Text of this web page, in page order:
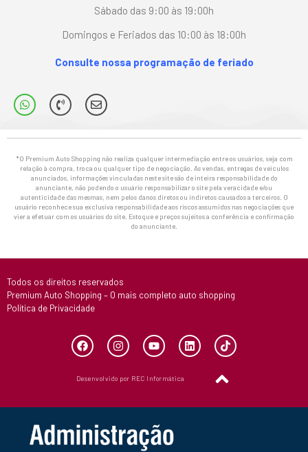
Sábado das 9:00 às 19:00h
Domingos e Feriados das 10:00 às 18:00h
Consulte nossa programação de feriado
*O Premium Auto Shopping não realiza qualquer intermediação entre os usuários, seja com
relação à compra, troca ou qualquer tipo de negociação. As vendas, entregas de veículos
anunciados, informações vinculadas neste site são de inteira responsabilidade do
anunciante, não podendo o usuário responsabilizar o site pela veracidade e/ou
autenticidade das mesmas, nem pelos danos diretos ou indiretos causados a terceiros. O
usuário reconhece sua exclusiva responsabilidade aos riscos assumidos nas negociações que
vier a efetuar com os usuários do site. Estoque e preços sujeitos a conferência e confirmação
do anunciante.
Todos os direitos reservados
Premium Auto Shopping – O mais completo auto shopping
Política de Privacidade
Desenvolvido por REC Informática